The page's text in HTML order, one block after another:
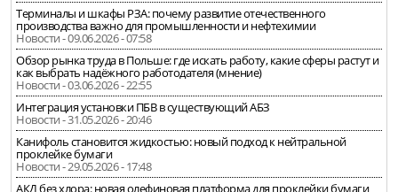
Терминалы и шкафы РЗА: почему развитие отечественного
производства важно для промышленности и нефтехимии
Новости - 09.06.2026 - 07:58
Обзор рынка труда в Польше: где искать работу, какие сферы растут и
как выбрать надёжного работодателя (мнение)
Новости - 03.06.2026 - 22:55
Интеграция установки ПБВ в существующий АБЗ
Новости - 31.05.2026 - 20:46
Канифоль становится жидкостью: новый подход к нейтральной
проклейке бумаги
Новости - 29.05.2026 - 17:48
АКД без хлора: новая олефиновая платформа для проклейки бумаги